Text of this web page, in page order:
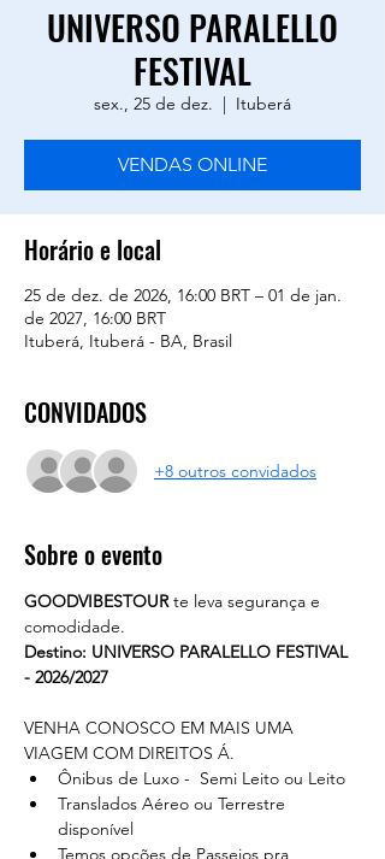
UNIVERSO PARALELLO
FESTIVAL
sex., 25 de dez.
  |
Ituberá
VENDAS ONLINE
Horário e local
25 de dez. de 2026, 16:00 BRT – 01 de jan.
de 2027, 16:00 BRT
Ituberá, Ituberá - BA, Brasil
CONVIDADOS
+8 outros convidados
Sobre o evento
GOODVIBESTOUR te leva segurança e
comodidade.
Destino: UNIVERSO PARALELLO FESTIVAL
- 2026/2027
VENHA CONOSCO EM MAIS UMA
VIAGEM COM DIREITOS Á.
Ônibus de Luxo -  Semi Leito ou Leito
Translados Aéreo ou Terrestre
disponível
Temos opções de Passeios pra